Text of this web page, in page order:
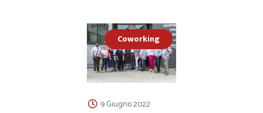
Coworking
9 Giugno 2022